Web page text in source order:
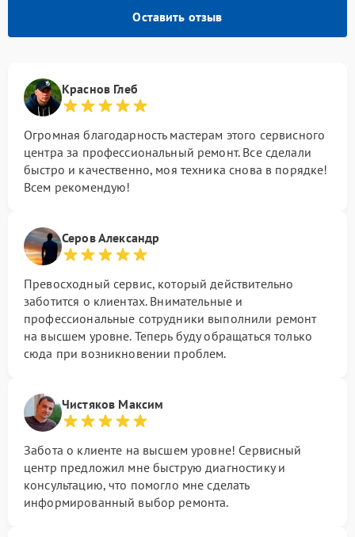
Оставить отзыв
Краснов Глеб
Огромная благодарность мастерам этого сервисного
центра за профессиональный ремонт. Все сделали
быстро и качественно, моя техника снова в порядке!
Всем рекомендую!
Серов Александр
Превосходный сервис, который действительно
заботится о клиентах. Внимательные и
профессиональные сотрудники выполнили ремонт
на высшем уровне. Теперь буду обращаться только
сюда при возникновении проблем.
Чистяков Максим
Забота о клиенте на высшем уровне! Сервисный
центр предложил мне быструю диагностику и
консультацию, что помогло мне сделать
информированный выбор ремонта.